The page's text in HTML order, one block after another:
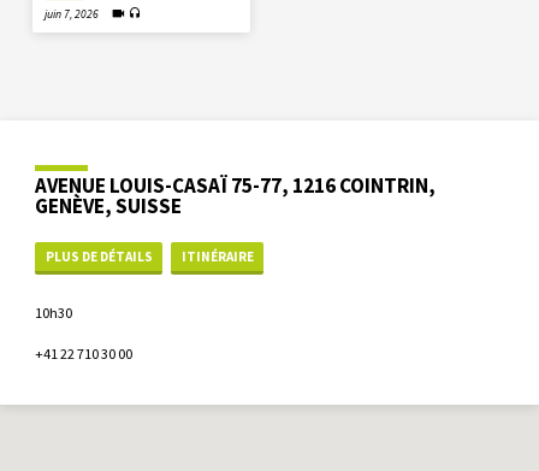
juin 7, 2026
AVENUE LOUIS-CASAÏ 75-77, 1216 COINTRIN,
GENÈVE, SUISSE
PLUS DE DÉTAILS ITINÉRAIRE
10h30
+41 22 710 30 00